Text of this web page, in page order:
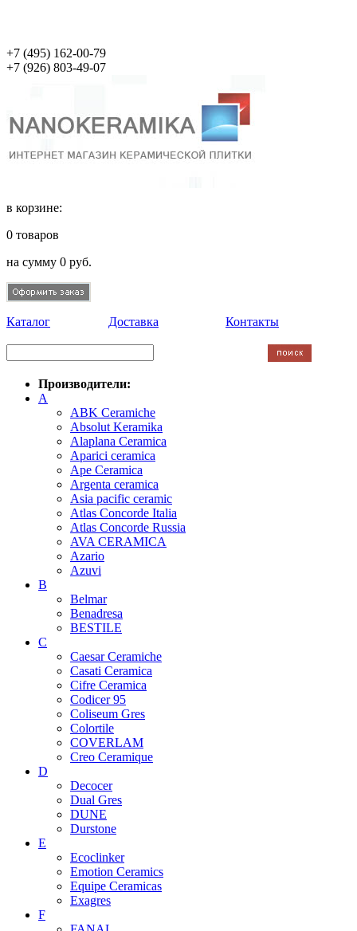
+7 (495) 162-00-79
+7 (926) 803-49-07
в корзине:
0 товаров
на сумму 0 руб.
Каталог Доставка Контакты
Производители:
A
ABK Ceramiche
Absolut Keramika
Alaplana Ceramica
Aparici ceramica
Ape Ceramica
Argenta ceramica
Asia pacific ceramic
Atlas Concorde Italia
Atlas Concorde Russia
AVA CERAMICA
Azario
Azuvi
B
Belmar
Benadresa
BESTILE
C
Caesar Ceramiche
Casati Ceramica
Cifre Ceramica
Codicer 95
Coliseum Gres
Colortile
COVERLAM
Creo Ceramique
D
Decocer
Dual Gres
DUNE
Durstone
E
Ecoclinker
Emotion Ceramics
Equipe Ceramicas
Exagres
F